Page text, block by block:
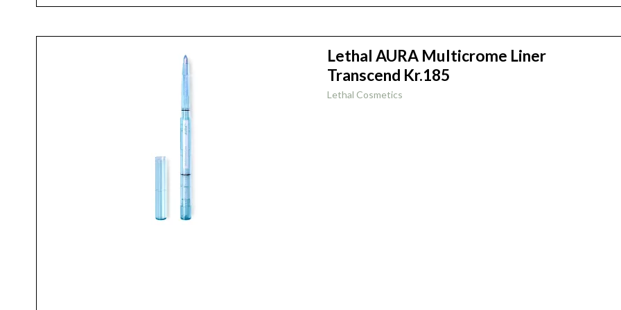
Lethal AURA Multicrome Liner
Transcend Kr.185
Lethal Cosmetics